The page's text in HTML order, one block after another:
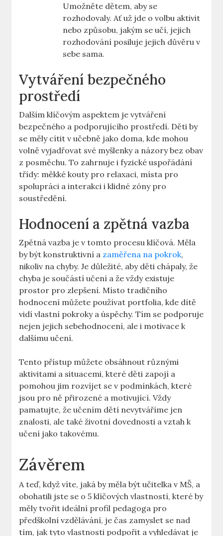
Umožněte dětem, aby se
rozhodovaly. Ať už jde⁣ o volbu aktivit
nebo způsobu, jakým se učí, jejich
rozhodování posiluje jejich důvěru v
sebe sama.
Vytváření bezpečného
⁢prostředí
Dalším klíčovým aspektem je vytváření
bezpečného a podporujícího prostředí. Děti by
se měly ⁣cítit v ​učebně jako‌ doma, kde mohou
volně vyjadřovat své ⁣myšlenky a názory bez obav⁢
z ‍posměchu. To zahrnuje i fyzické uspořádání
třídy: měkké kouty pro relaxaci, místa pro
spolupráci a interakci i klidné zóny pro
soustředění.
Hodnocení⁢ a zpětná vazba
Zpětná vazba ⁢je v tomto procesu klíčová. Měla
by být konstruktivní a ​ zaměřena na pokrok,
nikoliv ‌na‍ chyby.⁢ Je důležité, aby děti‌ chápaly, že
chyba je součástí učení a že vždy existuje
prostor ‍pro zlepšení. ‍Místo tradičního
hodnocení můžete používat portfolia, kde dítě
vidí vlastní pokroky a úspěchy. Tím se podporuje
nejen⁣ jejich ‌sebehodnocení, ale i motivace k
dalšímu učení.
Tento přístup můžete obsáhnout různými​
aktivitami ‌a situacemi, které děti⁤ zapojí a
pomohou ⁣jim ⁤rozvíjet se v podmínkách, které
jsou pro ně přirozené a motivující. Vždy​
pamatujte, že učením dětí nevytváříme jen‌
znalosti, ale také⁢ životní dovednosti a vztah ⁤k
učení jako takovému.
Závěrem
A teď,⁣ když víte,‍ jaká by měla být učitelka v MŠ, a
obohatili jste se o⁤ 5 klíčových vlastností, které‍ by
měly tvořit ideální profil pedagoga ⁢pro‍
předškolní vzdělávání, je čas zamyslet se nad‌
tím, jak tyto vlastnosti podpořit ⁣a vyhledávat je⁤